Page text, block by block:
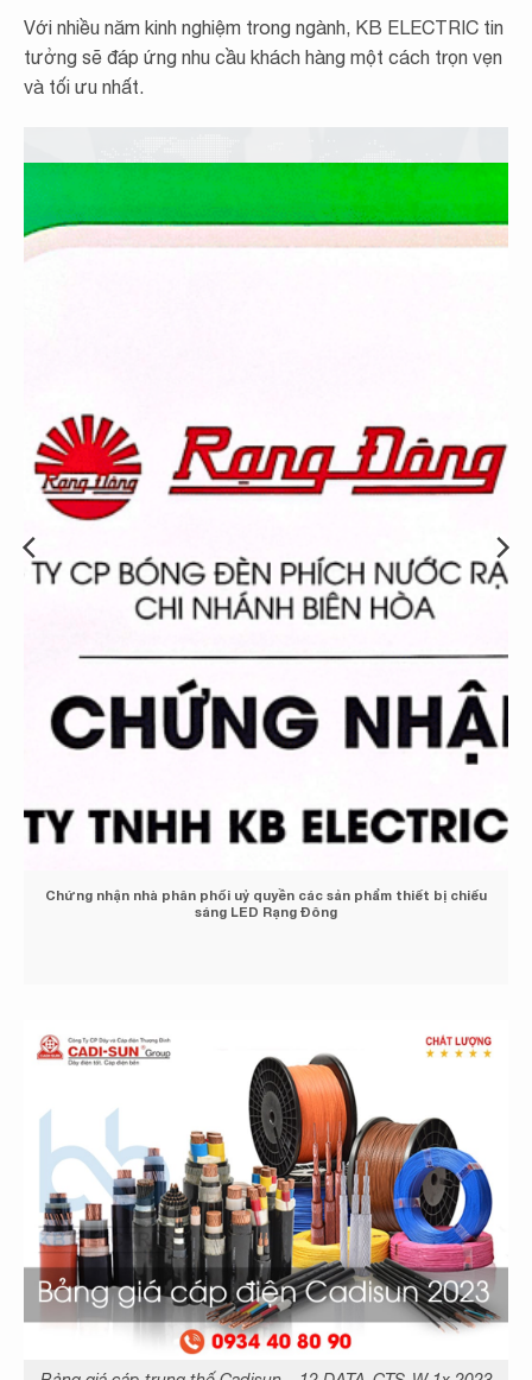
Bảng giá cáp trung thế Cadisun – 40.5.DSTA-CTS-W 3x
2023 Excel
Bảng giá cáp trung thế Cadisun – 40.5.DATA-CWS-W 1x
2023 Excel
Với nhiều năm kinh nghiệm trong ngành, KB ELECTRIC tin
tưởng sẽ đáp ứng nhu cầu khách hàng một cách trọn vẹn
và tối ưu nhất.